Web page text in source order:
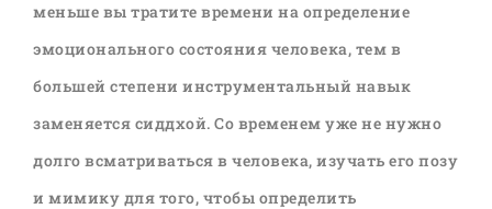
меньше вы тратите времени на определение
эмоционального состояния человека, тем в
большей степени инструментальный навык
заменяется сиддхой. Со временем уже не нужно
долго всматриваться в человека, изучать его позу
и мимику для того, чтобы определить